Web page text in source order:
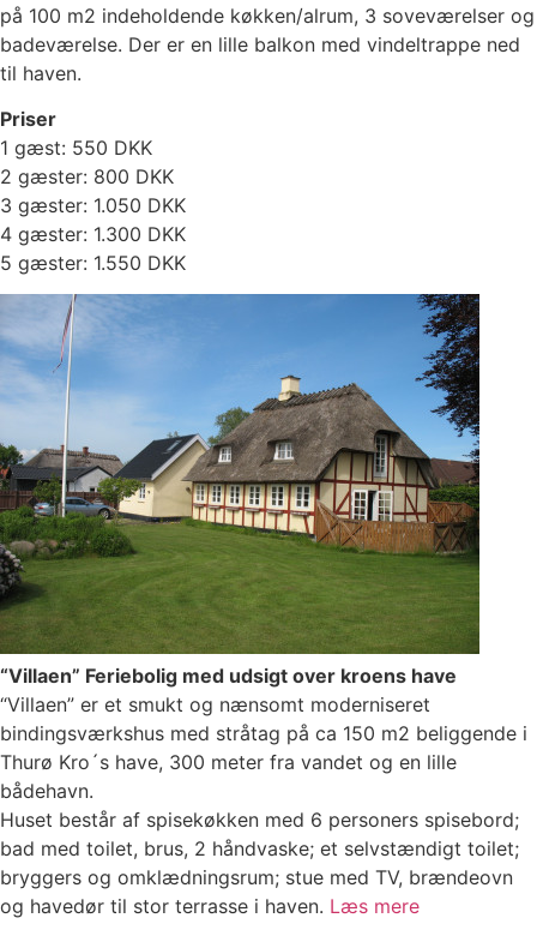
på 100 m2 indeholdende køkken/alrum, 3 soveværelser og
badeværelse. Der er en lille balkon med vindeltrappe ned
til haven.
Priser
1 gæst: 550 DKK
2 gæster: 800 DKK
3 gæster: 1.050 DKK
4 gæster: 1.300 DKK
5 gæster: 1.550 DKK
“Villaen” Feriebolig med udsigt over kroens have
“Villaen” er et smukt og nænsomt moderniseret
bindingsværkshus med stråtag på ca 150 m2 beliggende i
Thurø Kro´s have, 300 meter fra vandet og en lille
bådehavn.
Huset består af spisekøkken med 6 personers spisebord;
bad med toilet, brus, 2 håndvaske; et selvstændigt toilet;
bryggers og omklædningsrum; stue med TV, brændeovn
og havedør til stor terrasse i haven. Læs mere